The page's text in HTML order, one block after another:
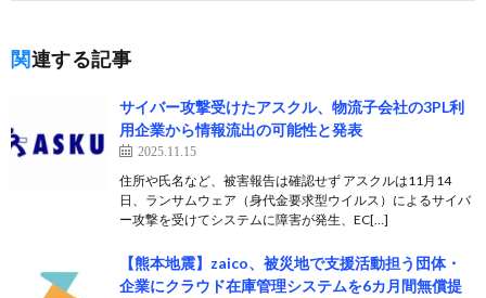
関連する記事
サイバー攻撃受けたアスクル、物流子会社の3PL利
用企業から情報流出の可能性と発表
2025.11.15
住所や氏名など、被害報告は確認せず アスクルは11月14
日、ランサムウェア（身代金要求型ウイルス）によるサイバ
ー攻撃を受けてシステムに障害が発生、EC[…]
【熊本地震】zaico、被災地で支援活動担う団体・
企業にクラウド在庫管理システムを6カ月間無償提